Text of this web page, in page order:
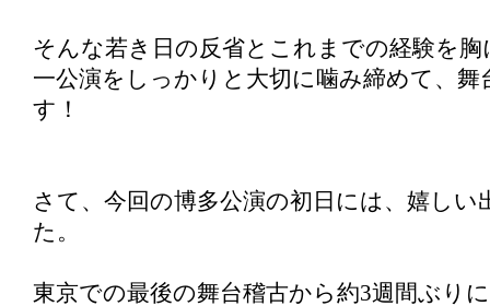
そんな若き日の反省とこれまでの経験を胸
一公演をしっかりと大切に噛み締めて、舞
す！
さて、今回の博多公演の初日には、嬉しい
た。
東京での最後の舞台稽古から約3週間ぶり